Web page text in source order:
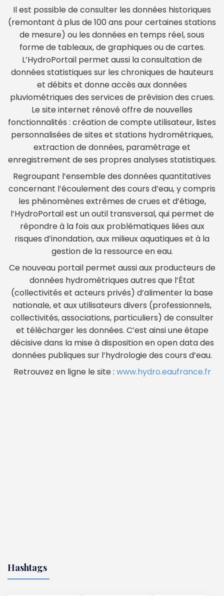
Il est possible de consulter les données historiques
(remontant à plus de 100 ans pour certaines stations
de mesure) ou les données en temps réel, sous
forme de tableaux, de graphiques ou de cartes.
L’HydroPortail permet aussi la consultation de
données statistiques sur les chroniques de hauteurs
et débits et donne accès aux données
pluviométriques des services de prévision des crues.
Le site internet rénové offre de nouvelles
fonctionnalités : création de compte utilisateur, listes
personnalisées de sites et stations hydrométriques,
extraction de données, paramétrage et
enregistrement de ses propres analyses statistiques.
Regroupant l’ensemble des données quantitatives
concernant l’écoulement des cours d’eau, y compris
les phénomènes extrêmes de crues et d’étiage,
l’HydroPortail est un outil transversal, qui permet de
répondre à la fois aux problématiques liées aux
risques d’inondation, aux milieux aquatiques et à la
gestion de la ressource en eau.
Ce nouveau portail permet aussi aux producteurs de
données hydrométriques autres que l’État
(collectivités et acteurs privés) d’alimenter la base
nationale, et aux utilisateurs divers (professionnels,
collectivités, associations, particuliers) de consulter
et télécharger les données. C’est ainsi une étape
décisive dans la mise à disposition en open data des
données publiques sur l’hydrologie des cours d’eau.
Retrouvez en ligne le site : www.hydro.eaufrance.fr
Hashtags